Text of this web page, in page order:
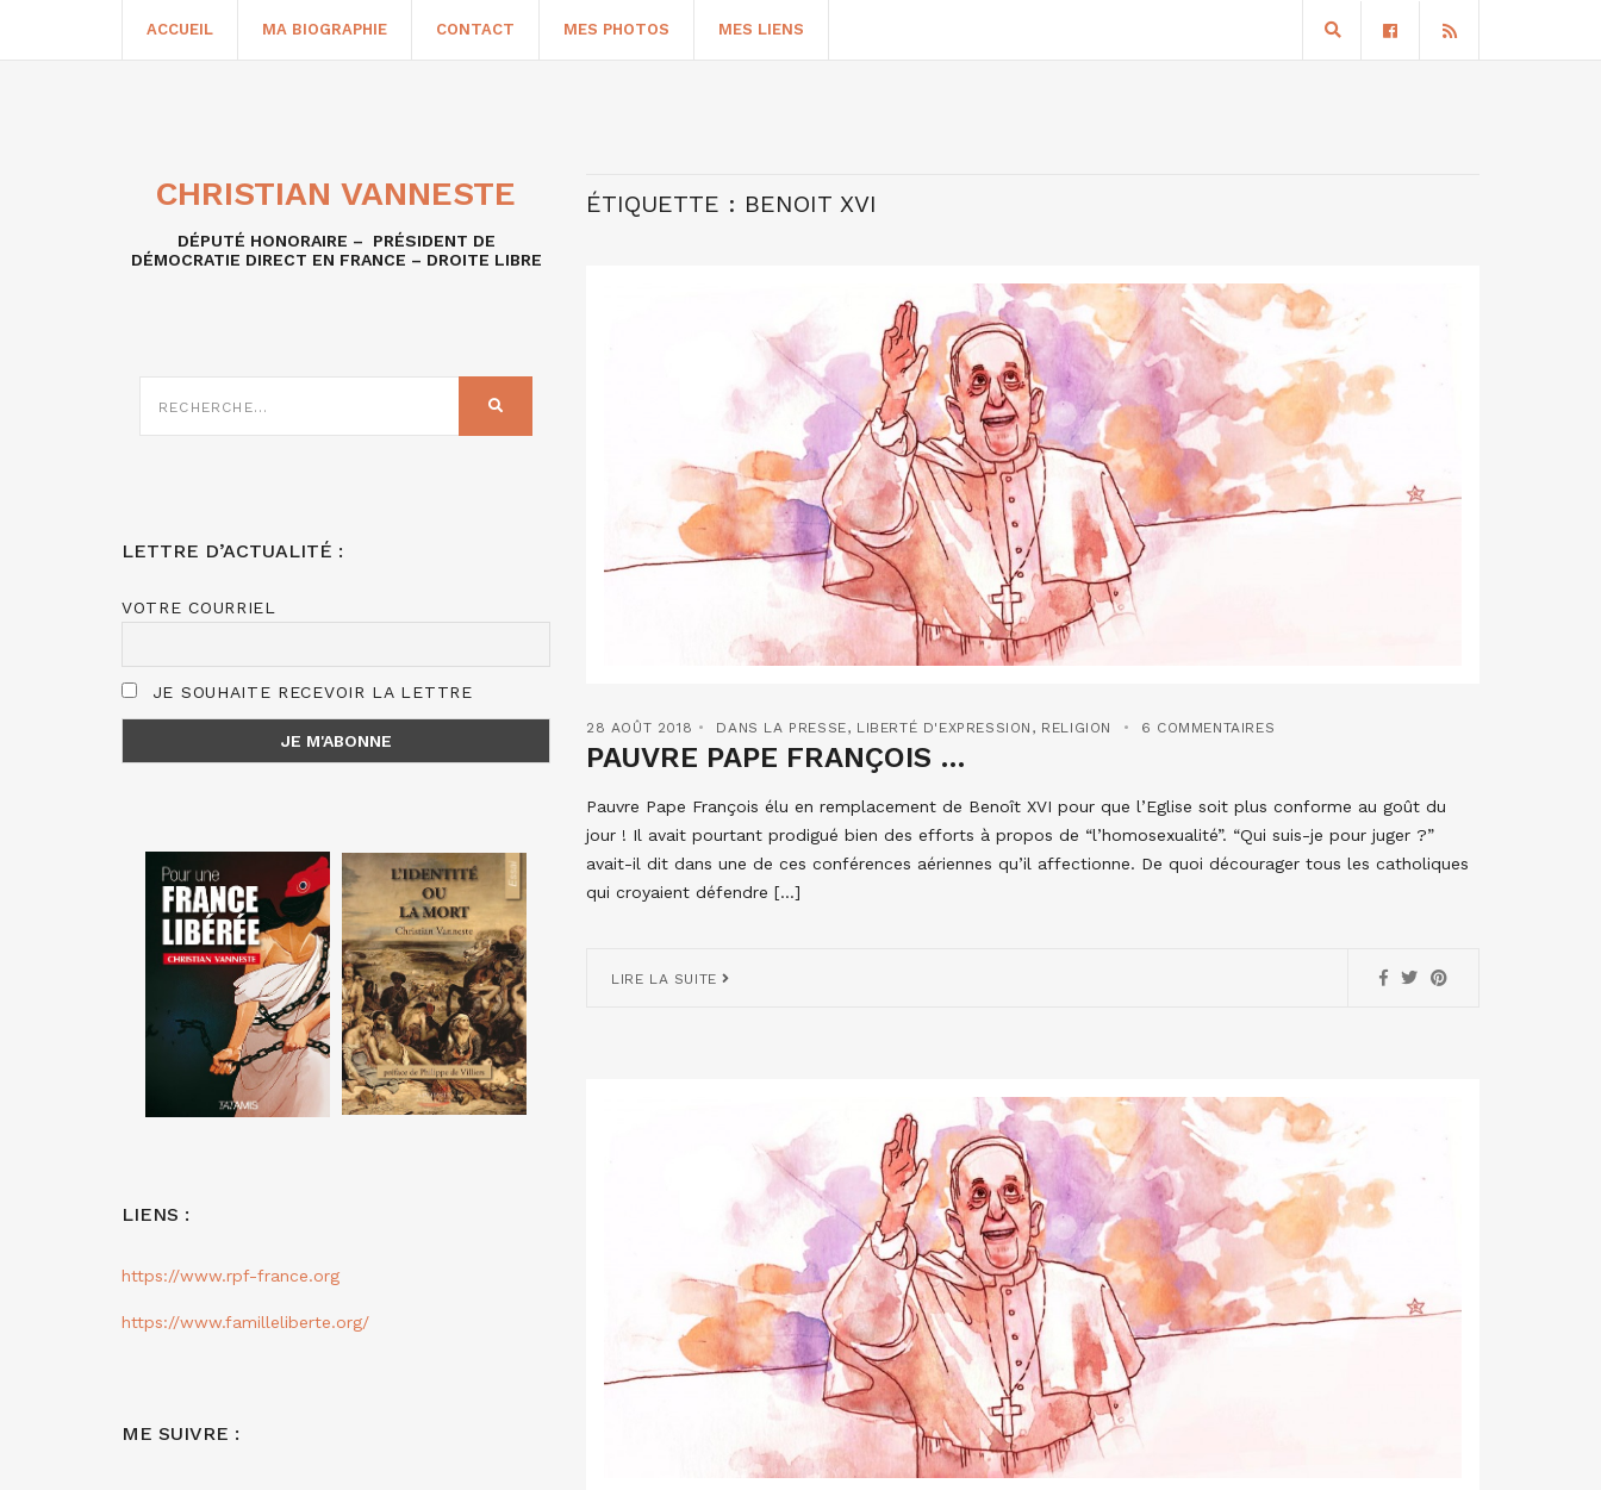
ACCUEIL MA BIOGRAPHIE CONTACT MES PHOTOS MES LIENS
ÉTIQUETTE : BENOIT XVI
28 AOÛT 2018 DANS LA PRESSE, LIBERTÉ D'EXPRESSION , RELIGION 6 COMMENTAIRES
PAUVRE PAPE FRANÇOIS …
Pauvre Pape François élu en remplacement de Benoît XVI pour que l’Eglise soit plus conforme au goût du
jour ! Il avait pourtant prodigué bien des efforts à propos de “l’homosexualité”. “Qui suis-je pour juger ?”
avait-il dit dans une de ces conférences aériennes qu’il affectionne. De quoi décourager tous les catholiques
qui croyaient défendre […]
LIRE LA SUITE
CHRISTIAN VANNESTE
DÉPUTÉ HONORAIRE – PRÉSIDENT DE
DÉMOCRATIE DIRECT EN FRANCE – DROITE LIBRE
SUR
LETTRE D’ACTUALITÉ :
VOTRE COURRIEL
JE SOUHAITE RECEVOIR LA LETTRE
LIENS :
https://www.rpf-france.org
https://www.familleliberte.org/
ME SUIVRE :